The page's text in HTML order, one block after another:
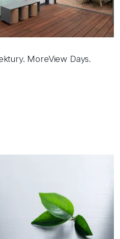
MoreView Days.